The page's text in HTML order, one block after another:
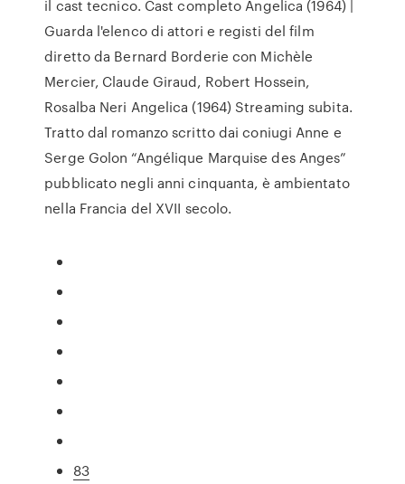
il cast tecnico. Cast completo Angelica (1964) |
Guarda l'elenco di attori e registi del film
diretto da Bernard Borderie con Michèle
Mercier, Claude Giraud, Robert Hossein,
Rosalba Neri Angelica (1964) Streaming subita.
Tratto dal romanzo scritto dai coniugi Anne e
Serge Golon “Angélique Marquise des Anges”
pubblicato negli anni cinquanta, è ambientato
nella Francia del XVII secolo.
83